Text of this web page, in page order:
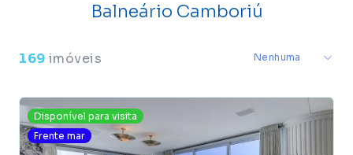
Balneário Camboriú
169 imóveis
Disponível para visita
Frente mar